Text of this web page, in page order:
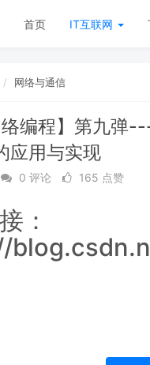
首页 IT互联网
网络与通信
络编程】第九弹
应用与实现
0 评论 165 点赞
：